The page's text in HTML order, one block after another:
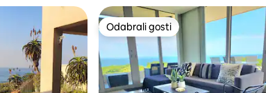
Odabrali gosti
Odabrali gosti